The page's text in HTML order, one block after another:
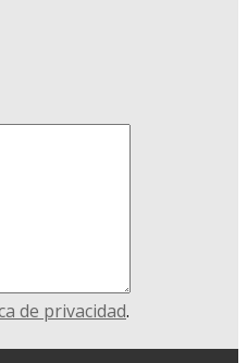
de privacidad.